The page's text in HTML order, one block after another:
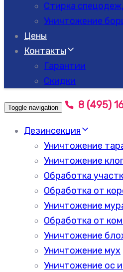
Стирка
Уничтожение
Цены
Контакты
Гарантии
Скидки
Toggle navigation 8 (495)
Дезинсекция
Уничтожение
Уничтожение
Обработка
Обработка от
Уничтожение
Обработка от
Уничтожение
Уничтожение мух
Уничтожение ос